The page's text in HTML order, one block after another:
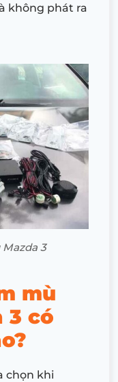
không phát ra
3
mù
3 có
chọn khi